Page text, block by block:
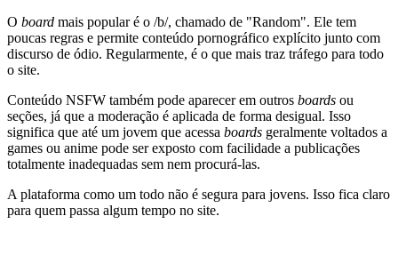
O board mais popular é o /b/, chamado de "Random". Ele tem
poucas regras e permite conteúdo pornográfico explícito junto com
discurso de ódio. Regularmente, é o que mais traz tráfego para todo
o site.
Conteúdo NSFW também pode aparecer em outros boards ou
seções, já que a moderação é aplicada de forma desigual. Isso
significa que até um jovem que acessa boards geralmente voltados a
games ou anime pode ser exposto com facilidade a publicações
totalmente inadequadas sem nem procurá-las.
A plataforma como um todo não é segura para jovens. Isso fica claro
para quem passa algum tempo no site.